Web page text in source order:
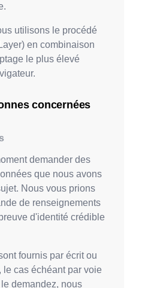
utilisons le procédé
en combinaison
le plus élevé
concernées
demander des
que nous avons
Nous vous prions
de renseignements
d'identité crédible
fournis par écrit ou
le cas échéant par voie
demandez, nous